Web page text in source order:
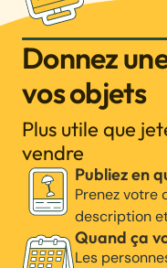
Donnez
vos objets
Plus utile que
vendre
Publiez en
Prenez votre
description
Quand ça
Les